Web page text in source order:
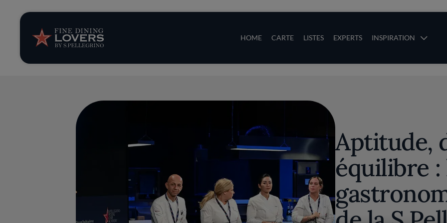
HOME CARTE LISTES EXPERTS INSPIRATION
News et tendances
Recettes
Conseils et astuces
Séries
Aptitude,
équilibre :